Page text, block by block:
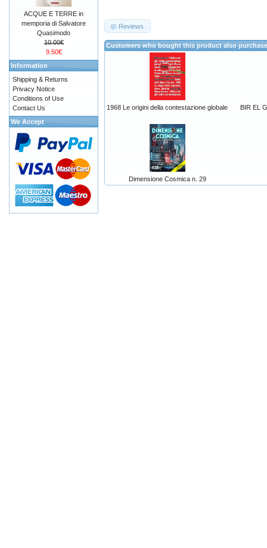
Reviews
Customers who bought this product also
1968 Le origini della contestazione globale BIR EL
Dimensione Cosmica n. 29
ACQUE E TERRE in
memporia di Salvatore
Quasimodo
10.00€
9.50€
Information
Shipping & Returns
Privacy Notice
Conditions of Use
Contact Us
We Accept